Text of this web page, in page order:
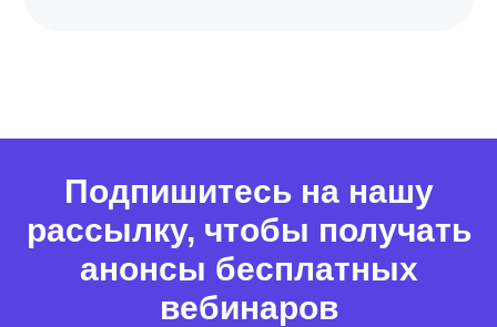
Подпишитесь на нашу
рассылку, чтобы получать
анонсы бесплатных
вебинаров